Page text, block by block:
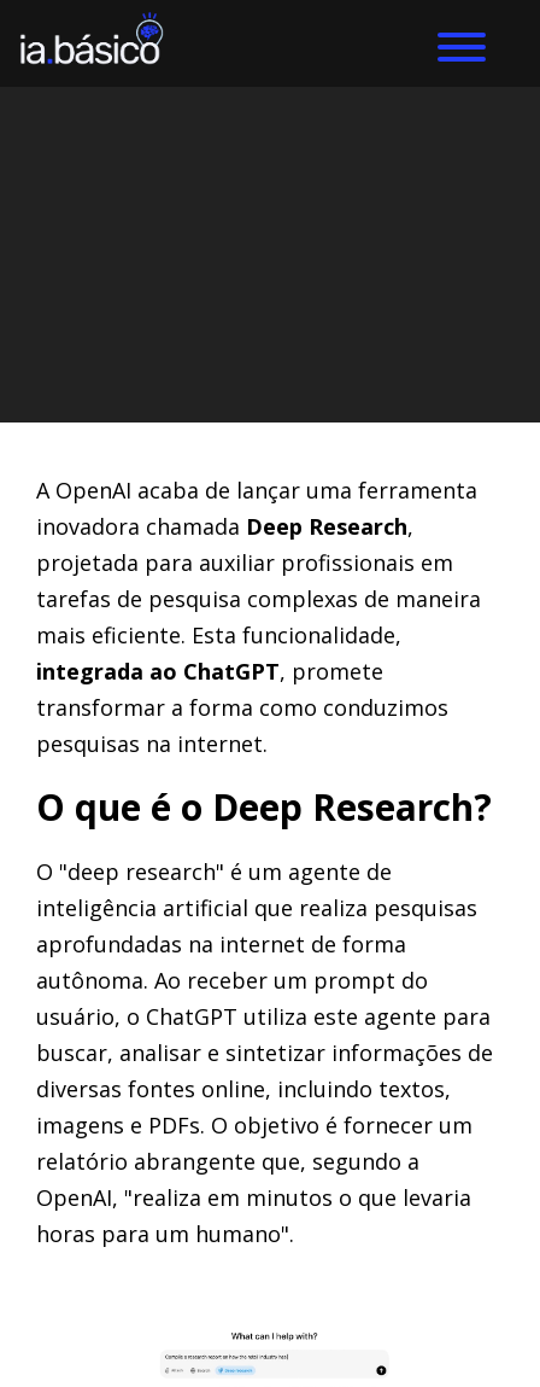
A OpenAI acaba de lançar uma ferramenta
inovadora chamada Deep Research,
projetada para auxiliar profissionais em
tarefas de pesquisa complexas de maneira
mais eficiente. Esta funcionalidade,
integrada ao ChatGPT, promete
transformar a forma como conduzimos
pesquisas na internet.
O que é o Deep Research?
O "deep research" é um agente de
inteligência artificial que realiza pesquisas
aprofundadas na internet de forma
autônoma. Ao receber um prompt do
usuário, o ChatGPT utiliza este agente para
buscar, analisar e sintetizar informações de
diversas fontes online, incluindo textos,
imagens e PDFs. O objetivo é fornecer um
relatório abrangente que, segundo a
OpenAI, "realiza em minutos o que levaria
horas para um humano".